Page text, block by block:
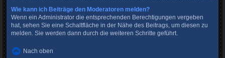
Wie kann ich Beiträge den Moderatoren melden?
Wenn ein Administrator die entsprechenden Berechtigungen vergeben
hat, sehen Sie eine Schaltfläche in der Nähe des Beitrags, um diesen zu
melden. Sie werden dann durch die weiteren Schritte geführt.
Nach oben